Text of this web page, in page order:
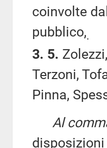
coinvolte
pubblico,.
3. 5.
Terzoni,
Pinna,
Al